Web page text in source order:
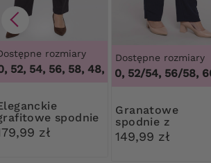
rozmiary
52, 54, 56, 58,48, 50, 52, 54, 56, 58
spodnie
zł
Dostępne rozmiary
48/50, 52/54, 56/58,
Granatowe
spodnie z
rozcięciem na
nogawce
149,99 zł